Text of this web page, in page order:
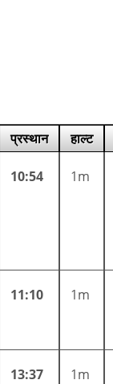
प्रस्थान हाल्ट
10:54 1m
11:10 1m
13:37 1m